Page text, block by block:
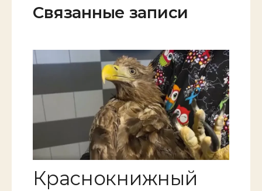
Связанные записи
Краснокнижный